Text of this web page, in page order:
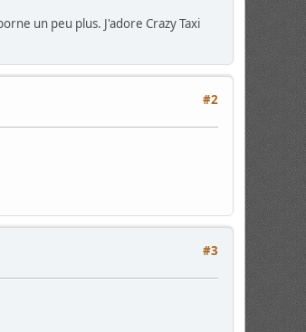
un peu plus. J'adore Crazy Taxi
#2
#3